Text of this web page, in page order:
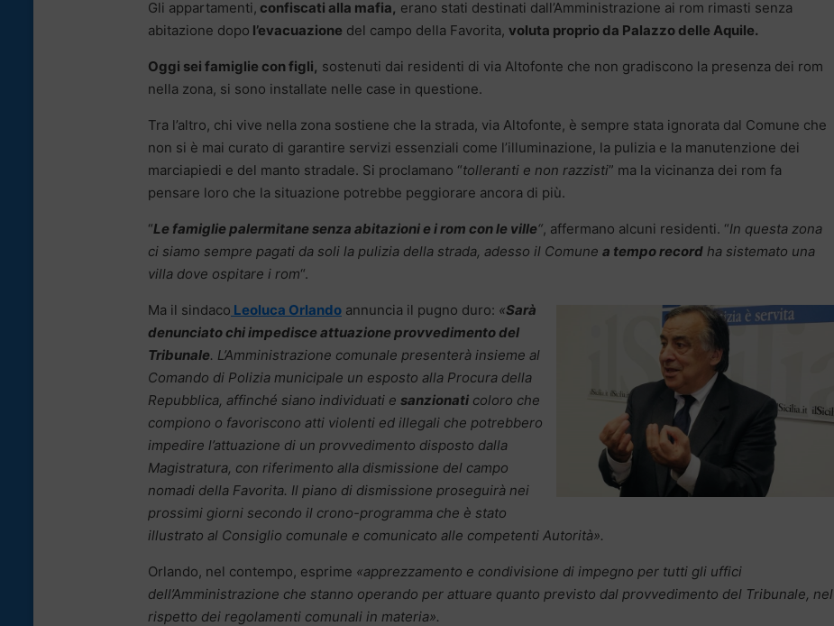
Gli appartamenti, confiscati alla mafia, erano stati destinati dall’Amministrazione ai rom rimasti senza
abitazione dopo l’evacuazione del campo della Favorita, voluta proprio da Palazzo delle Aquile.
Oggi sei famiglie con figli, sostenuti dai residenti di via Altofonte che non gradiscono la presenza dei rom
nella zona, si sono installate nelle case in questione.
Tra l’altro, chi vive nella zona sostiene che la strada, via Altofonte, è sempre stata ignorata dal Comune che
non si è mai curato di garantire servizi essenziali come l’illuminazione, la pulizia e la manutenzione dei
marciapiedi e del manto stradale. Si proclamano “tolleranti e non razzisti” ma la vicinanza dei rom fa
pensare loro che la situazione potrebbe peggiorare ancora di più.
“Le famiglie palermitane senza abitazioni e i rom con le ville“, affermano alcuni residenti. “In questa zona
ci siamo sempre pagati da soli la pulizia della strada, adesso il Comune a tempo record ha sistemato una
villa dove ospitare i rom“.
Ma il sindaco Leoluca Orlando annuncia il pugno duro: «Sarà
denunciato chi impedisce attuazione provvedimento del
Tribunale. L’Amministrazione comunale presenterà insieme al
Comando di Polizia municipale un esposto alla Procura della
Repubblica, affinché siano individuati e sanzionati coloro che
compiono o favoriscono atti violenti ed illegali che potrebbero
impedire l’attuazione di un provvedimento disposto dalla
Magistratura, con riferimento alla dismissione del campo
nomadi della Favorita. Il piano di dismissione proseguirà nei
prossimi giorni secondo il crono-programma che è stato
illustrato al Consiglio comunale e comunicato alle competenti Autorità».
Orlando, nel contempo, esprime «apprezzamento e condivisione di impegno per tutti gli uffici
dell’Amministrazione che stanno operando per attuare quanto previsto dal provvedimento del Tribunale, nel
rispetto dei regolamenti comunali in materia».